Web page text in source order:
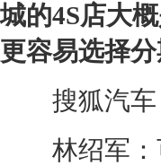
城的4S店大
更容易选择分
搜狐汽车
林绍军：可